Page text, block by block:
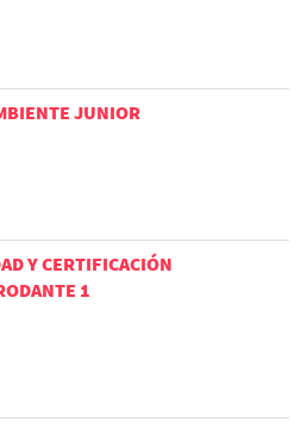
JUNIOR
Y CERTIFICACIÓN
1